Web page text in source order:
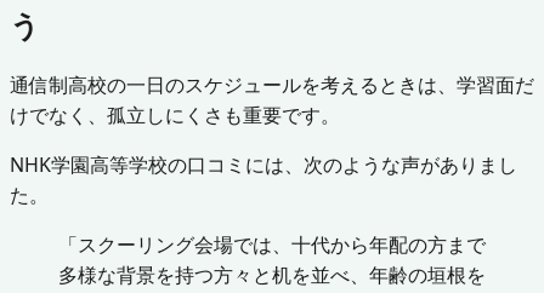
う
通信制高校の一日のスケジュールを考えるときは、学習面だ
けでなく、孤立しにくさも重要です。
NHK学園高等学校の口コミには、次のような声がありまし
た。
「スクーリング会場では、十代から年配の方まで
多様な背景を持つ方々と机を並べ、年齢の垣根を